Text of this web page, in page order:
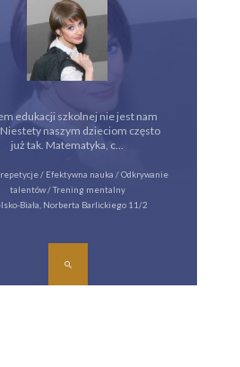
edukacji szkolnej nie jest nam
Niestety naszym dzieciom często
już tak. Matematyka, c...
/ Efektywna nauka / Odkrywanie
talentów / Trening mentalny
Biała, Norberta Barlickiego 11/2